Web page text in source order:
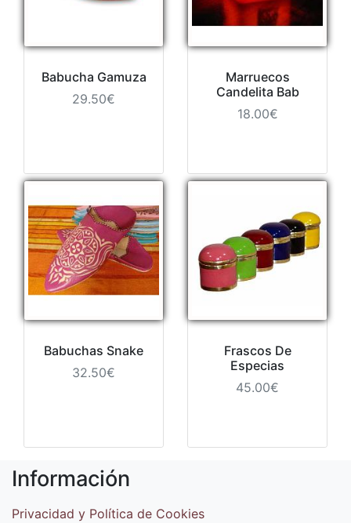
Babucha Gamuza
29.50€
Marruecos
Candelita Bab
18.00€
Babuchas Snake
32.50€
Frascos De
Especias
45.00€
Información
Privacidad y Política de Cookies